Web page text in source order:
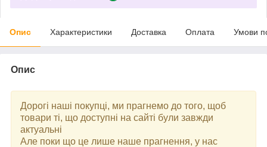
Опис Характеристики Доставка Оплата Умови
Опис
Дорогі наші покупці, ми прагнемо до того, щоб
товари ті, що доступні на сайті були завжди
актуальні
Але поки що це лише наше прагнення, у нас